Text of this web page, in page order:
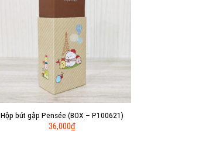
Hộp bút gập Pensée (BOX – P100621)
36,000₫